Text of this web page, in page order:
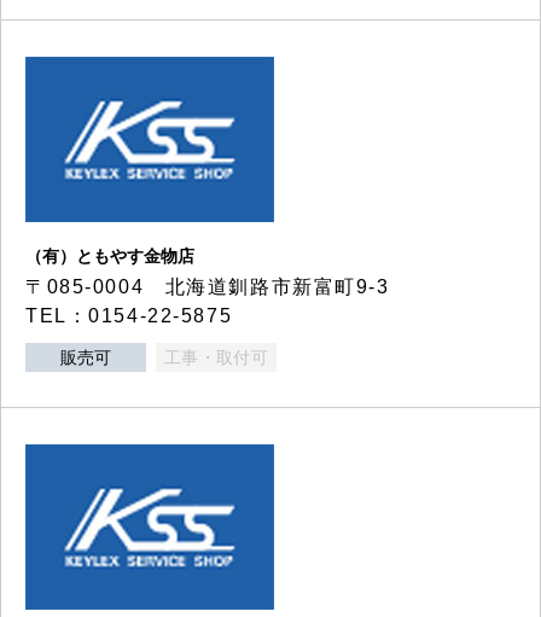
（有）ともやす金物店
〒085-0004 北海道釧路市新富町9-3
TEL：0154-22-5875
販売可 工事・取付可